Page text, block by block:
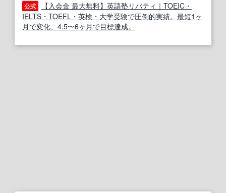
公式
【入会金 最大無料】英語塾リバティ｜TOEIC・
IELTS・TOEFL・英検・大学受験で圧倒的実績。最短1ヶ
月で変化、4.5〜6ヶ月で目標達成。